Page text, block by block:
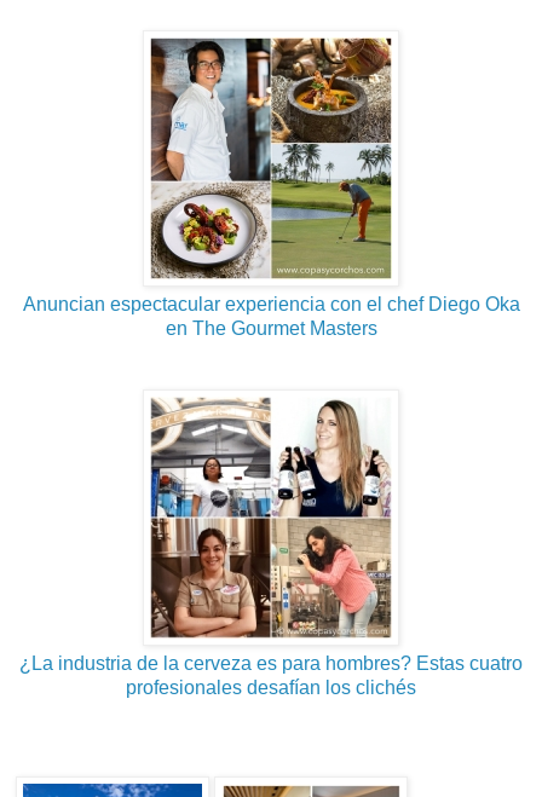
Anuncian espectacular experiencia con el chef Diego Oka
en The Gourmet Masters
¿La industria de la cerveza es para hombres? Estas cuatro
profesionales desafían los clichés